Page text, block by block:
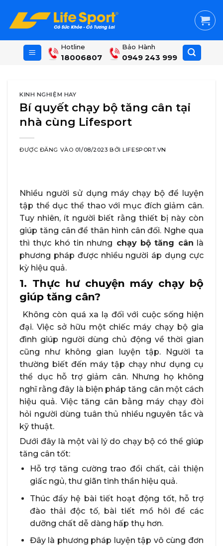
content
Hotline
18006807
Bảo Hành
0949 243 999
KINH NGHIỆM HAY
Bí quyết chạy bộ tăng cân tại
nhà cùng Lifesport
ĐƯỢC ĐĂNG VÀO 01/08/2023 BỞILIFESPORT.VN
Nhiều người sử dụng máy chạy bộ để luyện
tập thể dục thể thao với mục đích giảm cân.
Tuy nhiên, ít người biết rằng thiết bị này còn
giúp tăng cân để thân hình cân đối. Nghe qua
thì thực khó tin nhưng chạy bộ tăng cân là
phương pháp được nhiều người áp dụng cực
kỳ hiệu quả.
1. Thực hư chuyện máy chạy bộ
giúp tăng cân?
Không còn quá xa lạ đối với cuộc sống hiện
đại. Việc sở hữu một chiếc máy chạy bộ gia
đình giúp người dùng chủ động về thời gian
cũng như không gian luyện tập. Người ta
thường biết đến máy tập chạy như dụng cụ
thể dục hỗ trợ giảm cân. Nhưng họ không
nghĩ rằng đây là biện pháp tăng cân một cách
hiệu quả. Việc tăng cân bằng máy chạy đòi
hỏi người dùng tuân thủ nhiều nguyên tắc và
kỹ thuật.
Dưới đây là một vài lý do chạy bộ có thể giúp
tăng cân tốt:
Hỗ trợ tăng cường trao đổi chất, cải thiện
giấc ngủ, thư giãn tinh thần hiệu quả.
Thúc đẩy hệ bài tiết hoạt động tốt, hỗ trợ
đào thải độc tố, bài tiết mồ hôi để các
dưỡng chất dễ dàng hấp thụ hơn.
Đây là phương pháp luyện tập vô cùng đơn